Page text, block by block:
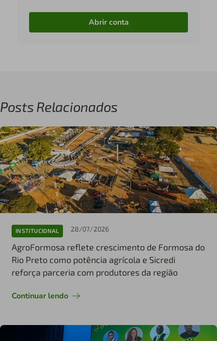
Abrir conta
Posts Relacionados
INSTITUCIONAL 28/07/2026
AgroFormosa reflete crescimento de Formosa do
Rio Preto como potência agrícola e Sicredi
reforça parceria com produtores da região
Continuar lendo